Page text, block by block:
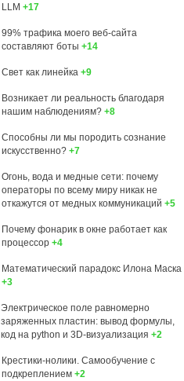
LLM +17
99% трафика моего веб‑сайта
составляют боты +14
Свет как линейка +9
Возникает ли реальность благодаря
нашим наблюдениям? +8
Способны ли мы породить сознание
искусственно? +7
Огонь, вода и медные сети: почему
операторы по всему миру никак не
откажутся от медных коммуникаций +5
Почему фонарик в окне работает как
процессор +4
Математический парадокс Илона Маска
+3
Электрическое поле равномерно
заряженных пластин: вывод формулы,
код на python и 3D‑визуализация +2
Крестики-нолики. Самообучение с
подкреплением +2